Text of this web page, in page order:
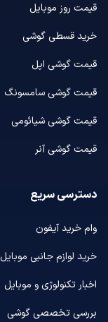
قیمت روز موبایل
خرید قسطی گوشی
قیمت گوشی اپل
قیمت گوشی سامسونگ
قیمت گوشی شیائومی
قیمت گوشی آنر
دسترسی سریع
وام خرید آیفون
خرید لوازم جانبی موبایل
اخبار تکنولوژی و موبایل
بررسی تخصصی گوشی